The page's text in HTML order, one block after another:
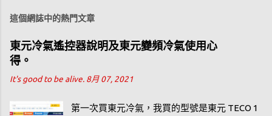
這個網誌中的熱門文章
東元冷氣遙控器說明及東元變頻冷氣使用心
得。
It's good to be alive. 8月 07, 2021
第一次買東元冷氣，我買的型號是東元 TECO 1